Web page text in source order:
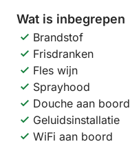
Wat is inbegrepen
Brandstof
Frisdranken
Fles wijn
Sprayhood
Douche aan boord
Geluidsinstallatie
WiFi aan boord